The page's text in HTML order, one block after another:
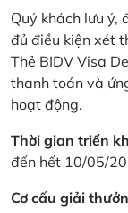
Quý khách lưu ý,
đủ điều kiện xét
Thẻ BIDV Visa
thanh toán và
hoạt động.
Thời gian triển
đến hết 10/05/
Cơ cấu giải